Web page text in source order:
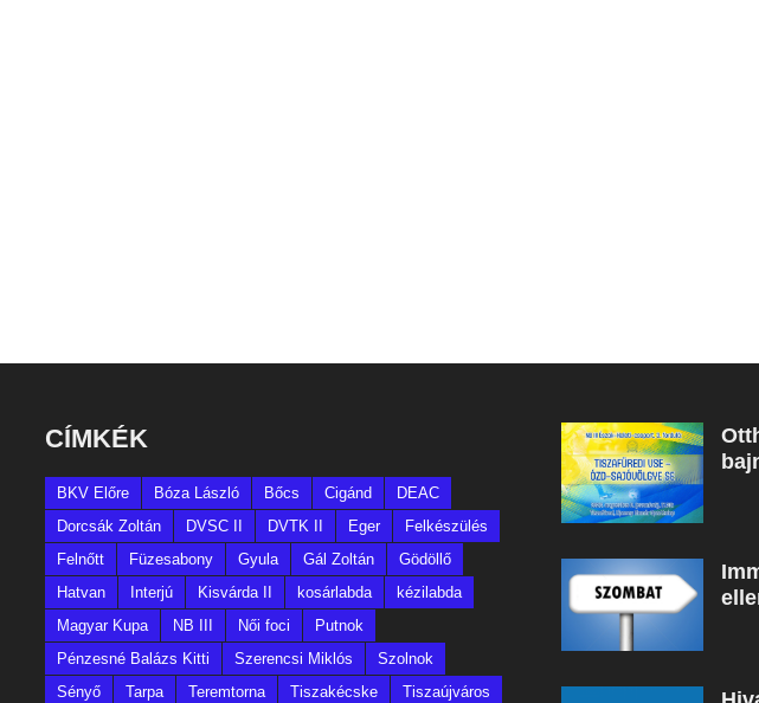
CÍMKÉK
BKV Előre Bóza László Bőcs Cigánd
DEAC
Dorcsák Zoltán
DVSC II DVTK II Eger
Felkészülés
Felnőtt
Füzesabony Gyula Gál Zoltán
Gödöllő
Hatvan
Interjú Kisvárda II kosárlabda
kézilabda
Magyar Kupa
NB III Női foci
Putnok
Pénzesné Balázs Kitti
Szerencsi Miklós
Szolnok
Sényő
Tarpa Teremtorna Tiszakécske Tiszaújváros